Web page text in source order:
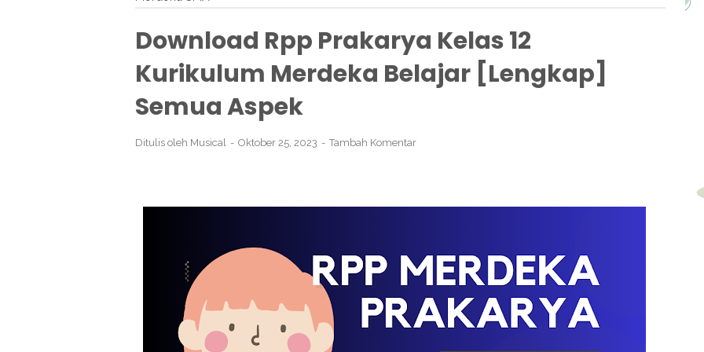
Download Rpp Prakarya Kelas 12
Kurikulum Merdeka Belajar [Lengkap]
Semua Aspek
Ditulis oleh Musical Oktober 25, 2023 Tambah Komentar